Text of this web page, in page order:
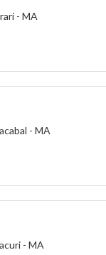
- MA
- MA
- MA